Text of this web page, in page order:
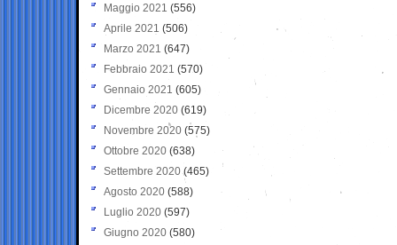
Maggio 2021 (556)
Aprile 2021 (506)
Marzo 2021 (647)
Febbraio 2021 (570)
Gennaio 2021 (605)
Dicembre 2020 (619)
Novembre 2020 (575)
Ottobre 2020 (638)
Settembre 2020(465)
Agosto 2020 (588)
Luglio 2020 (597)
Giugno 2020 (580)